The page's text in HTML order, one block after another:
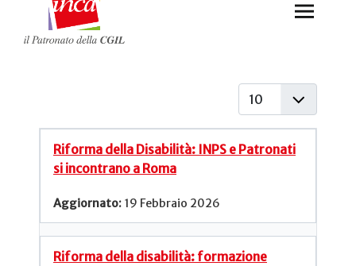
Visualizza #
Riforma della Disabilità: INPS e Patronati
si incontrano a Roma
19 Febbraio 2026
Riforma della disabilità: formazione